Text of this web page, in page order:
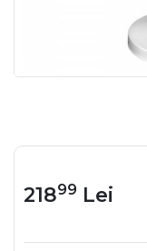
21899 Lei